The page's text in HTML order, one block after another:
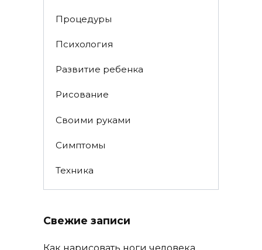
Процедуры
Психология
Развитие ребенка
Рисование
Своими руками
Симптомы
Техника
Свежие записи